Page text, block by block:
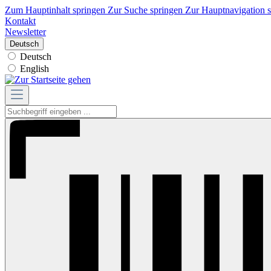
Zum Hauptinhalt springen Zur Suche springen Zur Hauptnavigation
Kontakt
Newsletter
Deutsch
Deutsch
English